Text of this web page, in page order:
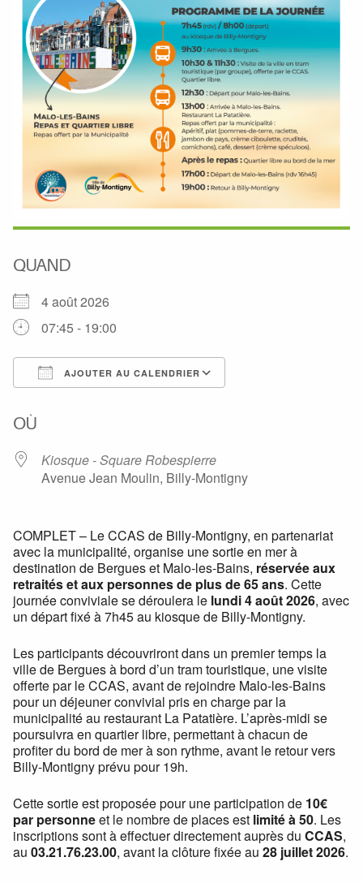
QUAND
4 août 2026
07:45 - 19:00
AJOUTER AU CALENDRIER
OÙ
Kiosque - Square Robespierre
Avenue Jean Moulin, Billy-Montigny
COMPLET – Le CCAS de Billy-Montigny, en partenariat
avec la municipalité, organise une sortie en mer à
destination de Bergues et Malo-les-Bains, réservée aux
retraités et aux personnes de plus de 65 ans. Cette
journée conviviale se déroulera le lundi 4 août 2026, avec
un départ fixé à 7h45 au kiosque de Billy-Montigny.
Les participants découvriront dans un premier temps la
ville de Bergues à bord d’un tram touristique, une visite
offerte par le CCAS, avant de rejoindre Malo-les-Bains
pour un déjeuner convivial pris en charge par la
municipalité au restaurant La Patatière. L’après-midi se
poursuivra en quartier libre, permettant à chacun de
profiter du bord de mer à son rythme, avant le retour vers
Billy-Montigny prévu pour 19h.
Cette sortie est proposée pour une participation de 10€
par personneet le nombre de places est limité à 50. Les
inscriptions sont à effectuer directement auprès du CCAS,
au 03.21.76.23.00, avant la clôture fixée au 28 juillet 2026.